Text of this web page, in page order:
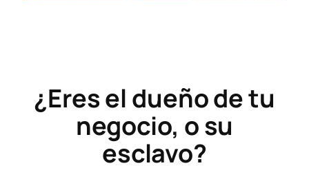
¿Eres el dueño de tu
negocio, o su
esclavo?